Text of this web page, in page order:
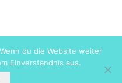
du die Website weiter
Einverständnis aus.